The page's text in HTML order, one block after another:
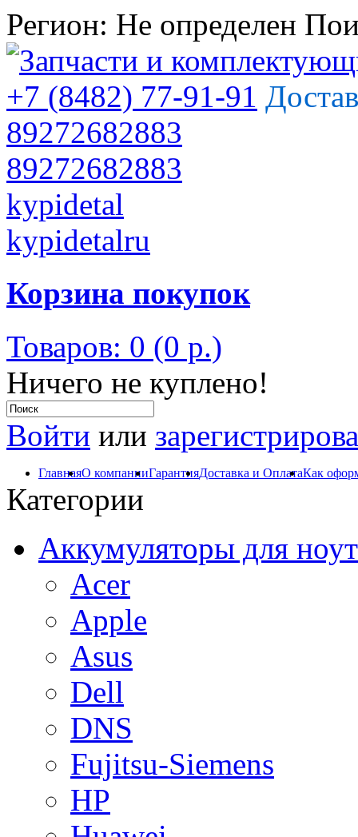
Регион: Не определен
+7 (8482) 77-91-91
89272682883
89272682883
kypidetal
kypidetalru
Корзина покупок
Товаров: 0 (0 р.)
Ничего не куплено!
Войти или
ГлавнаяО компанииГарантияДоставка и ОплатаКак
Категории
Аккумуляторы для
Acer
Apple
Asus
Dell
DNS
Fujitsu-Siemens
HP